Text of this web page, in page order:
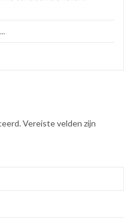
...
Vereiste velden zijn